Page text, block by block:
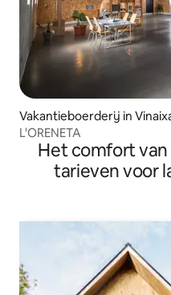
Vakantieboerderij in
L'ORENETA
Het comfort
tarieven voor